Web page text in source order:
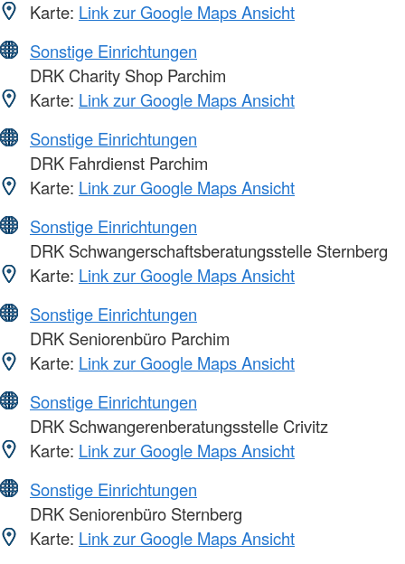
Karte: Link zur Google Maps Ansicht
Sonstige Einrichtungen
DRK Charity Shop Parchim
Karte: Link zur Google Maps Ansicht
Sonstige Einrichtungen
DRK Fahrdienst Parchim
Karte: Link zur Google Maps Ansicht
Sonstige Einrichtungen
DRK Schwangerschaftsberatungsstelle Sternberg
Karte: Link zur Google Maps Ansicht
Sonstige Einrichtungen
DRK Seniorenbüro Parchim
Karte: Link zur Google Maps Ansicht
Sonstige Einrichtungen
DRK Schwangerenberatungsstelle Crivitz
Karte: Link zur Google Maps Ansicht
Sonstige Einrichtungen
DRK Seniorenbüro Sternberg
Karte: Link zur Google Maps Ansicht